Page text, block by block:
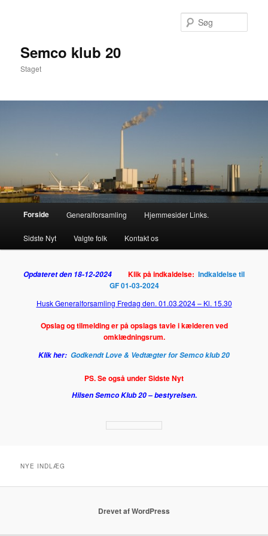
Semco klub 20
Staget
Hovedmenu
Forside Generalforsamling Hjemmesider Links.
Sidste Nyt Valgte folk Kontakt os
Opdateret den 18-12-2024 Klik på indkaldelse: Indkaldelse til
GF 01-03-2024
Husk Generalforsamling Fredag den. 01.03.2024 – Kl. 15.30
Opslag og tilmelding er på opslags tavle i kælderen ved
omklædningsrum.
Klik her: Godkendt Love & Vedtægter for Semco klub 20
PS. Se også under Sidste Nyt
Hilsen Semco Klub 20 – bestyrelsen.
NYE INDLÆG
Drevet af WordPress